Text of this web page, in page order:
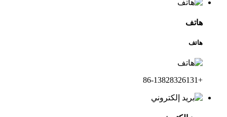
هاتف
هاتف
+86-13828326131